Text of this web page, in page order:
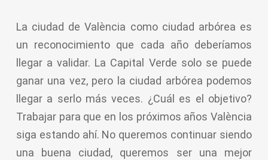
La ciudad de València como ciudad arbórea es
un reconocimiento que cada año deberíamos
llegar a validar. La Capital Verde solo se puede
ganar una vez, pero la ciudad arbórea podemos
llegar a serlo más veces. ¿Cuál es el objetivo?
Trabajar para que en los próximos años València
siga estando ahí. No queremos continuar siendo
una buena ciudad, queremos ser una mejor